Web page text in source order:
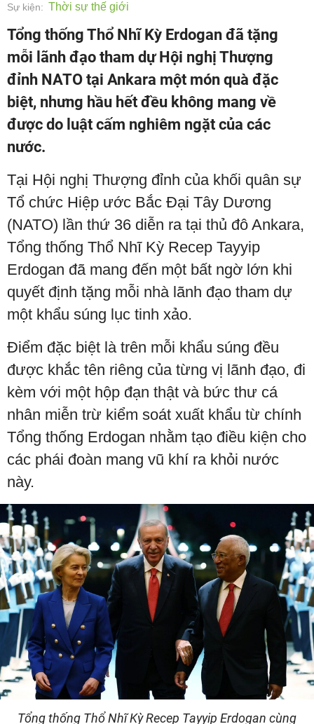
Sự kiện: Thời sự thế giới
Tổng thống Thổ Nhĩ Kỳ Erdogan đã tặng
mỗi lãnh đạo tham dự Hội nghị Thượng
đỉnh NATO tại Ankara một món quà đặc
biệt, nhưng hầu hết đều không mang về
được do luật cấm nghiêm ngặt của các
nước.
Tại Hội nghị Thượng đỉnh của khối quân sự
Tổ chức Hiệp ước Bắc Đại Tây Dương
(NATO) lần thứ 36 diễn ra tại thủ đô Ankara,
Tổng thống Thổ Nhĩ Kỳ Recep Tayyip
Erdogan đã mang đến một bất ngờ lớn khi
quyết định tặng mỗi nhà lãnh đạo tham dự
một khẩu súng lục tinh xảo.
Điểm đặc biệt là trên mỗi khẩu súng đều
được khắc tên riêng của từng vị lãnh đạo, đi
kèm với một hộp đạn thật và bức thư cá
nhân miễn trừ kiểm soát xuất khẩu từ chính
Tổng thống Erdogan nhằm tạo điều kiện cho
các phái đoàn mang vũ khí ra khỏi nước
này.
Tổng thống Thổ Nhĩ Kỳ Recep Tayyip Erdogan cùng